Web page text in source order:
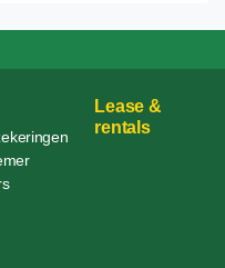
Lease &
rentals